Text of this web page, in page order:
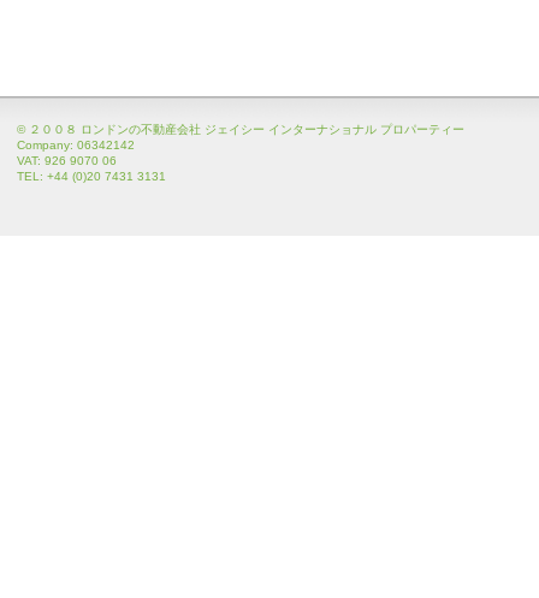
© ２００８ ロンドンの不動産会社 ジェイシー インターナショナル プロパーティー
Company: 06342142
VAT: 926 9070 06
TEL: +44 (0)20 7431 3131